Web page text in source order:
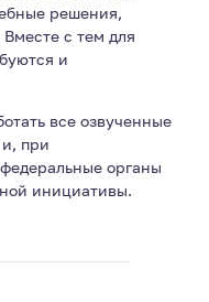
решения,
с тем для
и
все озвученные
при
органы
инициативы.